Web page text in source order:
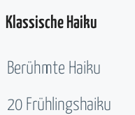
Klassische Haiku
Berühmte Haiku
20 Frühlingshaiku